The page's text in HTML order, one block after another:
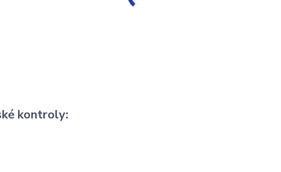
kontroly: